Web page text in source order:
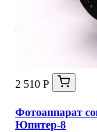
2 510 Р
Фотоаппарат
Юпитер-8